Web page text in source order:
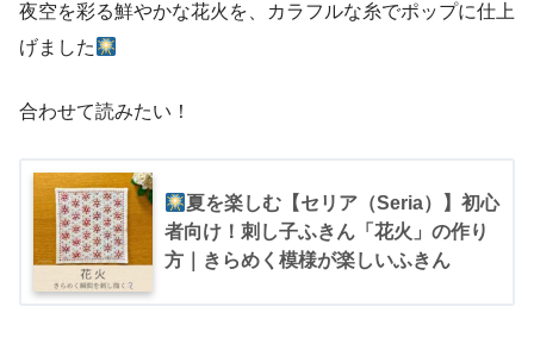
夜空を彩る鮮やかな花火を、カラフルな糸でポップに仕上
げました
合わせて読みたい！
夏を楽しむ【セリア（Seria）】初心
者向け！刺し子ふきん「花火」の作り
方｜きらめく模様が楽しいふきん